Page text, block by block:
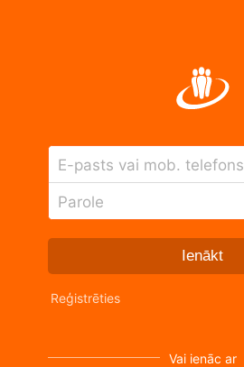
E-pasts vai mob. telefons
Parole
Ienākt
Reģistrēties
Vai ienāc ar